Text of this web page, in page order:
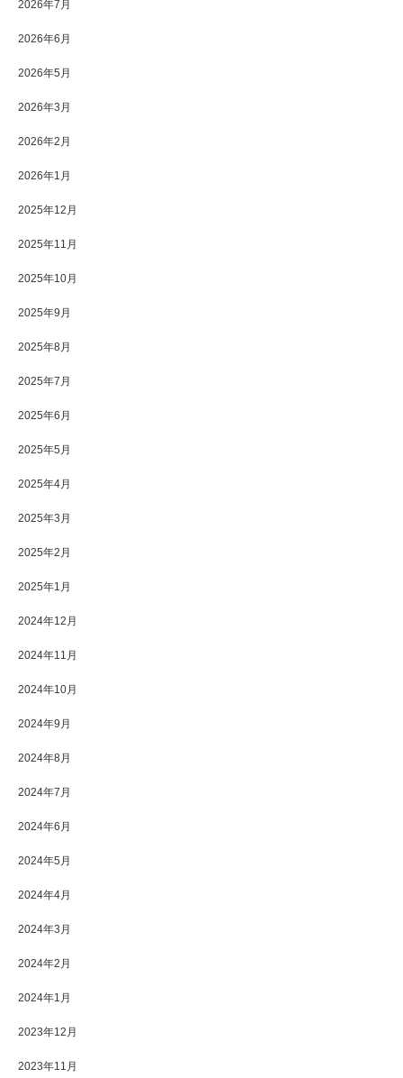
2026年7月
2026年6月
2026年5月
2026年3月
2026年2月
2026年1月
2025年12月
2025年11月
2025年10月
2025年9月
2025年8月
2025年7月
2025年6月
2025年5月
2025年4月
2025年3月
2025年2月
2025年1月
2024年12月
2024年11月
2024年10月
2024年9月
2024年8月
2024年7月
2024年6月
2024年5月
2024年4月
2024年3月
2024年2月
2024年1月
2023年12月
2023年11月